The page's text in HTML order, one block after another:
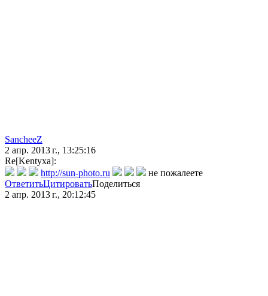
SancheeZ
2 апр. 2013 г., 13:25:16
Re[Kentyxa]:
http://sun-photo.ru
не пожалеете
ОтветитьЦитироватьПоделиться
2 апр. 2013 г., 20:12:45